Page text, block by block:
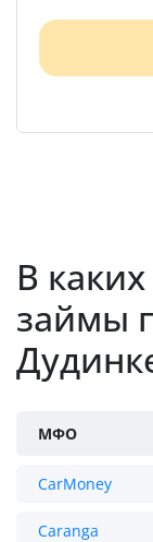
В
займы
МФО
CarMoney
Caranga